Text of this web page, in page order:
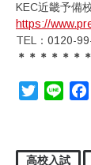
KEC近畿予備
https://
TEL：0120-
＊＊＊＊＊＊
TwitterLine
高校入試